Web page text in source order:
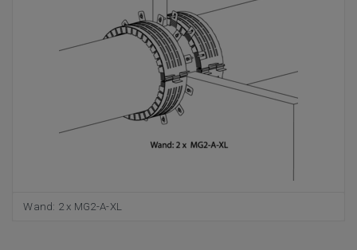
Wand: 2 x MG2-A-XL